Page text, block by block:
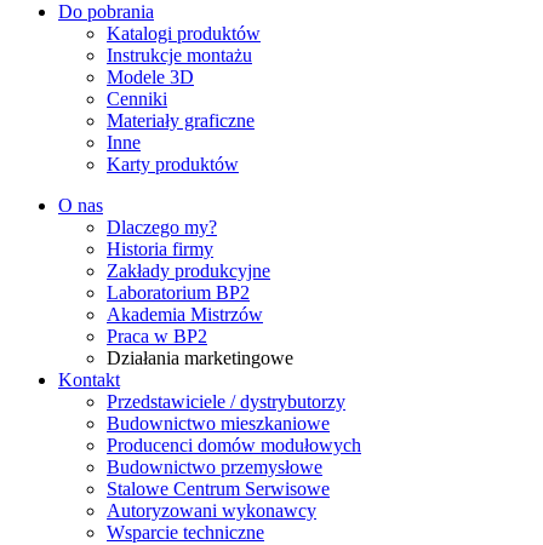
Do pobrania
Katalogi produktów
Instrukcje montażu
Modele 3D
Cenniki
Materiały graficzne
Inne
Karty produktów
O nas
Dlaczego my?
Historia firmy
Zakłady produkcyjne
Laboratorium BP2
Akademia Mistrzów
Praca w BP2
Działania marketingowe
Kontakt
Przedstawiciele / dystrybutorzy
Budownictwo mieszkaniowe
Producenci domów modułowych
Budownictwo przemysłowe
Stalowe Centrum Serwisowe
Autoryzowani wykonawcy
Wsparcie techniczne